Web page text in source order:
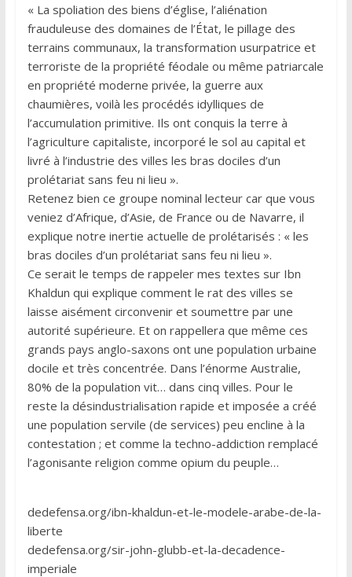
« La spoliation des biens d’église, l’aliénation
frauduleuse des domaines de l’État, le pillage des
terrains communaux, la transformation usurpatrice et
terroriste de la propriété féodale ou même patriarcale
en propriété moderne privée, la guerre aux
chaumières, voilà les procédés idylliques de
l’accumulation primitive. Ils ont conquis la terre à
l’agriculture capitaliste, incorporé le sol au capital et
livré à l’industrie des villes les bras dociles d’un
prolétariat sans feu ni lieu ».
Retenez bien ce groupe nominal lecteur car que vous
veniez d’Afrique, d’Asie, de France ou de Navarre, il
explique notre inertie actuelle de prolétarisés : « les
bras dociles d’un prolétariat sans feu ni lieu ».
Ce serait le temps de rappeler mes textes sur Ibn
Khaldun qui explique comment le rat des villes se
laisse aisément circonvenir et soumettre par une
autorité supérieure. Et on rappellera que même ces
grands pays anglo-saxons ont une population urbaine
docile et très concentrée. Dans l’énorme Australie,
80% de la population vit… dans cinq villes. Pour le
reste la désindustrialisation rapide et imposée a créé
une population servile (de services) peu encline à la
contestation ; et comme la techno-addiction remplacé
l’agonisante religion comme opium du peuple…
dedefensa.org/ibn-khaldun-et-le-modele-arabe-de-la-
liberte
dedefensa.org/sir-john-glubb-et-la-decadence-
imperiale